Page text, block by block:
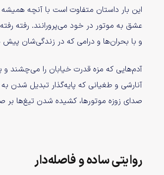
این بار داستان متفاوت است با آنچه
عشق به موتور در خود می‌پرورانند. رفته
و با بحران‌ها و درامی که در زندگی‌شان
آدم‌هایی که مزه‌ قدرت خیابان را می‌چشند
آنارشی و طغیانی که پایه‌گذار تبدیل شدن
صدای زوزه موتور‌ها، کشیده شدن تیغ‌ها
روایتی ساده و فاصله‌دار